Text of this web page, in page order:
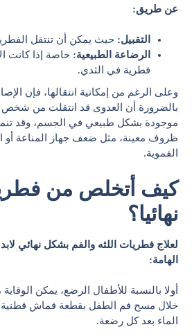
عن طريق:
التقبيل: حيث يمكن أن تنتقل
الرضاعة الطبيعية: خاصة إذا كانت
فطرية في الثدي.
وعلى الرغم من إمكانية انتقالها، فإن
بالضرورة أن العدوى قد انتقلت من شخص
موجودة بشكل طبيعي في الجسم، وقد
ظروف معينة، مثل ضعف جهاز المناعة أو
الفموية.
كيف أتخلص من
نهائيا؟
لعلاج فطريات اللثه والفم بشكل نهائي
الهامة:
أولا بالنسبة للأطفال الرضع، يمكن
خلال مسح فم الطفل بقطعة قماش قطنية
الماء بعد كل رضعة.